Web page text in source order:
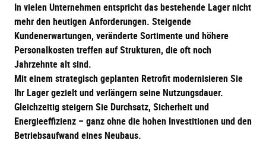
In vielen Unternehmen entspricht das bestehende Lager nicht
mehr den heutigen Anforderungen. Steigende
Kundenerwartungen, veränderte Sortimente und höhere
Personalkosten treffen auf Strukturen, die oft noch
Jahrzehnte alt sind.
Mit einem strategisch geplanten Retrofit modernisieren Sie
Ihr Lager gezielt und verlängern seine Nutzungsdauer.
Gleichzeitig steigern Sie Durchsatz, Sicherheit und
Energieeffizienz – ganz ohne die hohen Investitionen und den
Betriebsaufwand eines Neubaus.